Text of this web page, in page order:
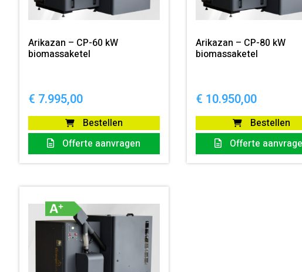
Arikazan – CP-60 kW
biomassaketel
€ 7.995,00
Bestellen
Offerte aanvragen
Arikazan – CP-80 kW
biomassaketel
€ 10.950,00
Bestellen
Offerte